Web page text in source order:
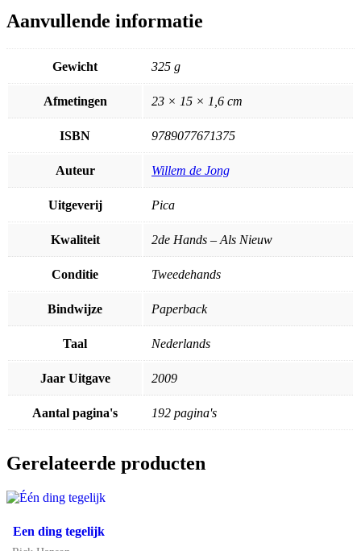
Aanvullende informatie
Gewicht 325 g
Afmetingen 23 × 15 × 1,6 cm
ISBN 9789077671375
Auteur Willem de Jong
Uitgeverij Pica
Kwaliteit 2de Hands – Als Nieuw
Conditie Tweedehands
Bindwijze Paperback
Taal Nederlands
Jaar Uitgave 2009
Aantal pagina's 192 pagina's
Gerelateerde producten
Een ding tegelijk